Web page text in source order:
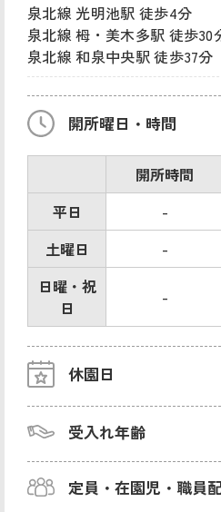
泉北線 光明池駅 徒歩4分
泉北線 栂・美木多駅 徒歩30
泉北線 和泉中央駅 徒歩37分
開所曜日・時間
開所時間
平日
-
土曜日
-
日曜・祝
日
-
休園日
受入れ年齢
定員・在園児・職員